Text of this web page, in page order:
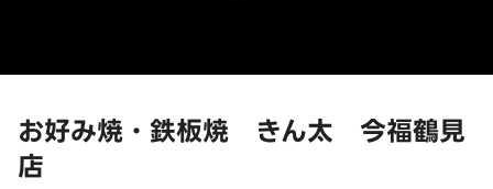
お好み焼・鉄板焼 きん太 今福鶴見
店